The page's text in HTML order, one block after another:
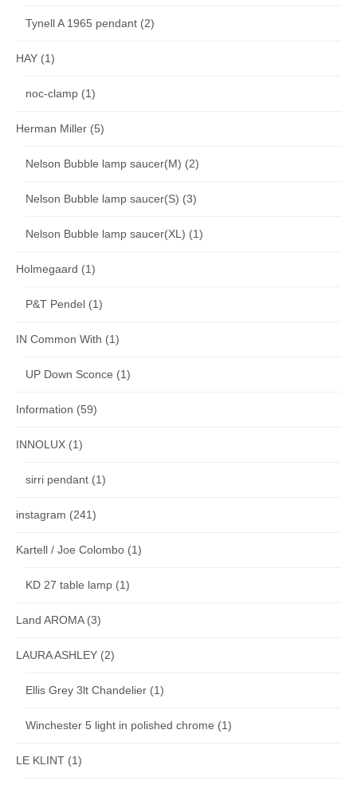
Tynell A 1965 pendant (2)
HAY (1)
noc-clamp (1)
Herman Miller (5)
Nelson Bubble lamp saucer(M) (2)
Nelson Bubble lamp saucer(S) (3)
Nelson Bubble lamp saucer(XL) (1)
Holmegaard (1)
P&T Pendel (1)
IN Common With (1)
UP Down Sconce (1)
Information (59)
INNOLUX (1)
sirri pendant (1)
instagram (241)
Kartell / Joe Colombo (1)
KD 27 table lamp (1)
Land AROMA(3)
LAURA ASHLEY (2)
Ellis Grey 3lt Chandelier (1)
Winchester 5 light in polished chrome (1)
LE KLINT (1)